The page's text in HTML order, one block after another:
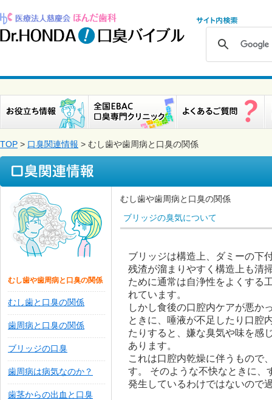
TOP > 口臭関連情報 > むし歯や歯周病と口臭の関係
むし歯や歯周病と口臭の関係
むし歯と口臭の関係
歯周病と口臭の関係
ブリッジの口臭
歯周病は病気なのか？
歯茎からの出血と口臭
むし歯や歯周病と口臭の関係
ブリッジの臭気について
ブリッジは構造上、ダミーの下
残渣が溜まりやすく構造上も清
ために通常は自浄性をよくする
れています。
しかし食後の口腔内ケアが悪か
ときに、唾液が不足したり口腔
たりすると、嫌な臭気や味を感
あります。
これは口腔内乾燥に伴うもので
す。 そのような不快なときに、
発生しているわけではないので